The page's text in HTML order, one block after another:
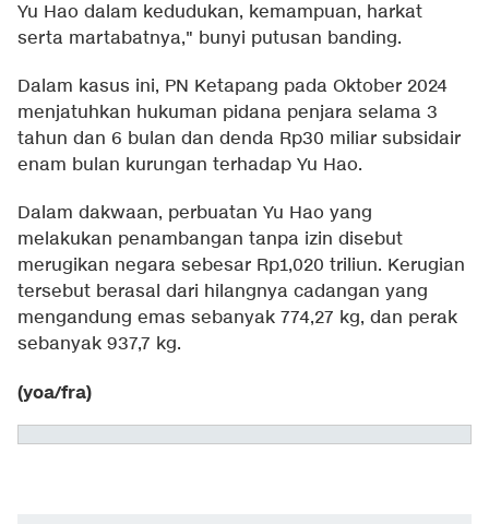
Yu Hao dalam kedudukan, kemampuan, harkat
serta martabatnya," bunyi putusan banding.
Dalam kasus ini, PN Ketapang pada Oktober 2024
menjatuhkan hukuman pidana penjara selama 3
tahun dan 6 bulan dan denda Rp30 miliar subsidair
enam bulan kurungan terhadap Yu Hao.
Dalam dakwaan, perbuatan Yu Hao yang
melakukan penambangan tanpa izin disebut
merugikan negara sebesar Rp1,020 triliun. Kerugian
tersebut berasal dari hilangnya cadangan yang
mengandung emas sebanyak 774,27 kg, dan perak
sebanyak 937,7 kg.
(yoa/fra)